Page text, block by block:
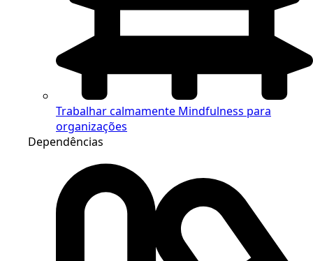
Trabalhar calmamente Mindfulness para
organizações
Dependências